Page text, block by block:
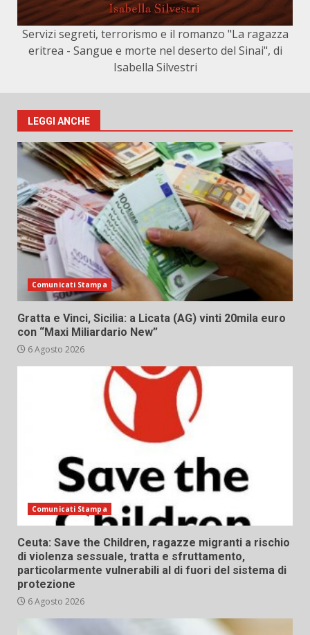
Servizi segreti, terrorismo e il romanzo "La ragazza
eritrea - Sangue e morte nel deserto del Sinai", di
Isabella Silvestri
LEGGI ANCHE
Comunicati Stampa
Gratta e Vinci, Sicilia: a Licata (AG) vinti 20mila euro
con “Maxi Miliardario New”
6 Agosto 2026
Comunicati Stampa
Ceuta: Save the Children, ragazze migranti a rischio
di violenza sessuale, tratta e sfruttamento,
particolarmente vulnerabili al di fuori del sistema di
protezione
6 Agosto 2026